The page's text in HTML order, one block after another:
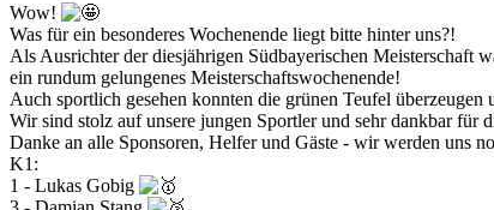
Wow!
Was für ein besonderes Wochenende liegt bitte hinter uns?!
Als Ausrichter der diesjährigen Südbayerischen Meisterschaft
ein rundum gelungenes Meisterschaftswochenende!
Auch sportlich gesehen konnten die grünen Teufel
Wir sind stolz auf unsere jungen Sportler und sehr dankbar für
Danke an alle Sponsoren, Helfer und Gäste - wir werden uns
K1:
1 - Lukas Gobig